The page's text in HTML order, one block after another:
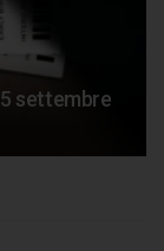
settembre